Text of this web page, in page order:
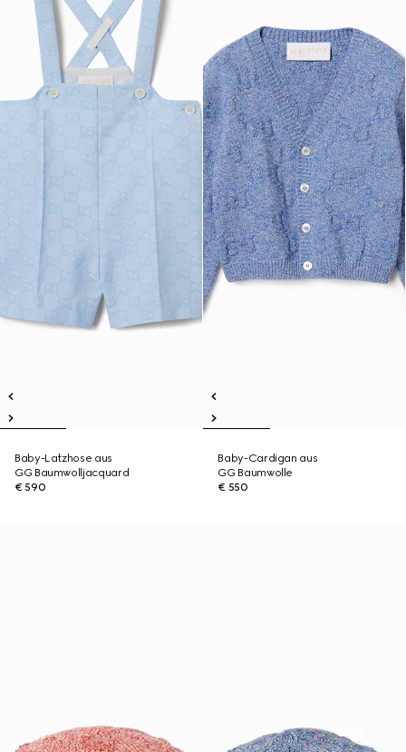
Baby-Latzhose aus
GG Baumwolljacquard
€ 590
Baby-Cardigan aus
GG Baumwolle
€ 550